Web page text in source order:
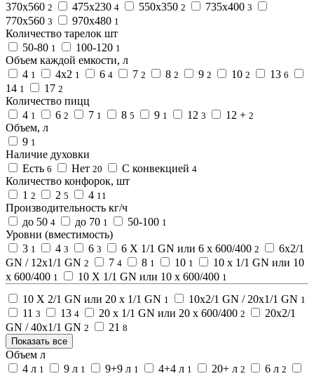
370х560 2 475х230 4 550х350 2 735х400 3
770х560 3 970х480 1
Количество тарелок шт
50-80 1 100-120 1
Объем каждой емкости, л
4 1 4х2 1 6 4 7 2 8 2 9 2 10 2 13 6
14 1 17 2
Количество пицц
4 1 6 2 7 1 8 5 9 1 12 3 12 + 2
Объем, л
9 1
Наличие духовки
Есть 6 Нет 20 С конвекцией 4
Количество конфорок, шт
1 2 2 5 4 11
Производительность кг/ч
до 50 4 до 70 1 50-100 1
Уровни (вместимость)
3 1 4 3 6 3 6 Х 1/1 GN или 6 x 600/400 2
6x2/1
GN / 12x1/1 GN 2 7 4 8 1 10 1
10 x 1/1 GN или 10
x 600/400 1 10 Х 1/1 GN или 10 x 600/400 1
10 Х 2/1 GN или 20 x 1/1 GN 1 10x2/1 GN / 20x1/1 GN 1
11 3 13 4 20 x 1/1 GN или 20 x 600/400 2
20x2/1
GN / 40x1/1 GN 2 21 8
Показать все
Объем л
4 л 1 9 л 1 9+9 л 1 4+4 л 1 20+ л 2 6 л 2